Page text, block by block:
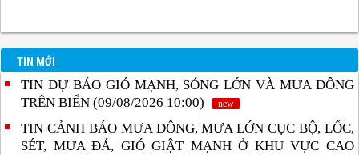
TIN MỚI
TIN DỰ BÁO GIÓ MẠNH, SÓNG LỚN VÀ MƯA DÔNG
TRÊN BIỂN (09/08/2026 10:00)
new
TIN CẢNH BÁO MƯA DÔNG, MƯA LỚN CỤC BỘ, LỐC,
SÉT, MƯA ĐÁ, GIÓ GIẬT MẠNH Ở KHU VỰC CAO